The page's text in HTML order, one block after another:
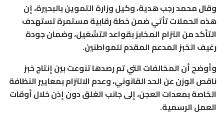
وقال محمد رجب هدية، وكيل وزارة التموين بالبحيرة، إن
هذه الحملات تأتي ضمن خطة رقابية مستمرة تستهدف
التأكد من التزام المخابز بقواعد التشغيل، وضمان جودة
رغيف الخبز المدعم المقدم للمواطنين.
وأوضح أن المخالفات التي تم رصدها تنوعت بين إنتاج خبز
ناقص الوزن عن الحد القانوني، وعدم الالتزام بمعايير النظافة
الخاصة بمعدات العجن، إلى جانب الغلق دون إذن خلال أوقات
العمل الرسمية.